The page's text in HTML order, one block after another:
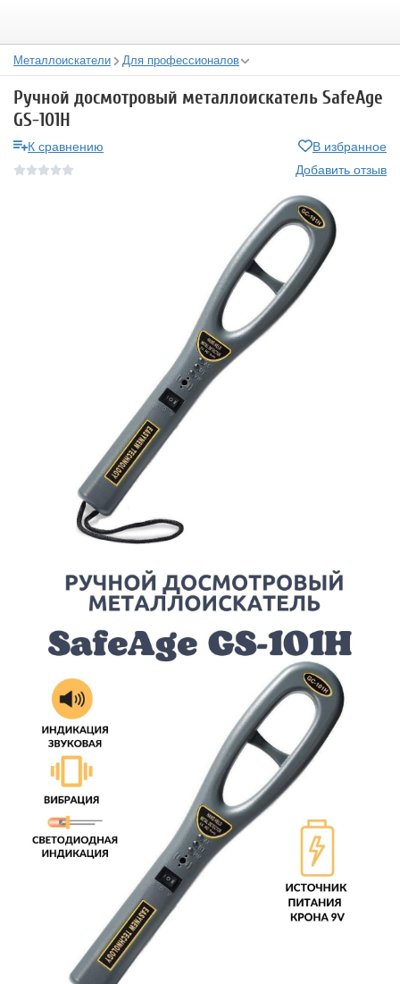
Металлоискатели Для профессионалов
Ручной досмотровый металлоискатель SafeAge
GS-101H
К сравнению
В избранное
Добавить отзыв